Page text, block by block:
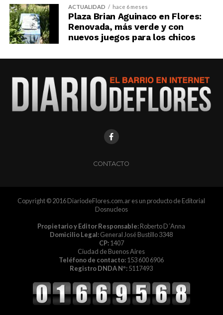
ACTUALIDAD hace 6 meses
Plaza Brian Aguinaco en Flores:
Renovada, más verde y con
nuevos juegos para los chicos
CONTACTO
Copyright © 2016 DiariodeFlores.com.ar es un producto de Editorial
Dosnucleos
Propietario y Editor Responsable:Roberto D´Anna
Domicilio Legal:General José Bustillo 3348
CP:1407
Ciudad de Buenos Aires
Teléfono de contacto:153 600 6906
Registro DNDA Nº:5117493